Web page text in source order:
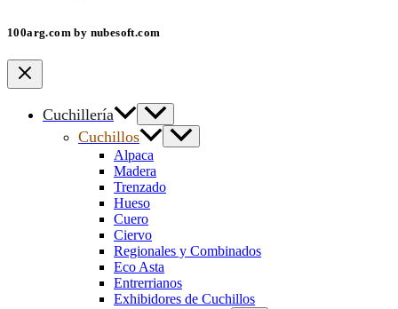
100arg.com by nubesoft.com
Cuchillería
Cuchillos
Alpaca
Madera
Trenzado
Hueso
Cuero
Ciervo
Regionales y Combinados
Eco Asta
Entrerrianos
Exhibidores de Cuchillos